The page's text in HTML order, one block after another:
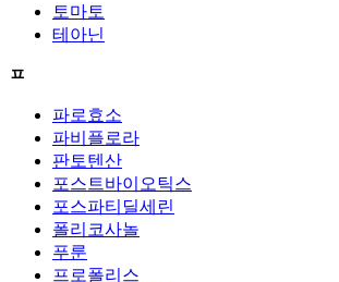
토마토
테아닌
ㅍ
파로효소
파비플로라
판토텐산
포스트바이오틱스
포스파티딜세린
폴리코사놀
푸룬
프로폴리스